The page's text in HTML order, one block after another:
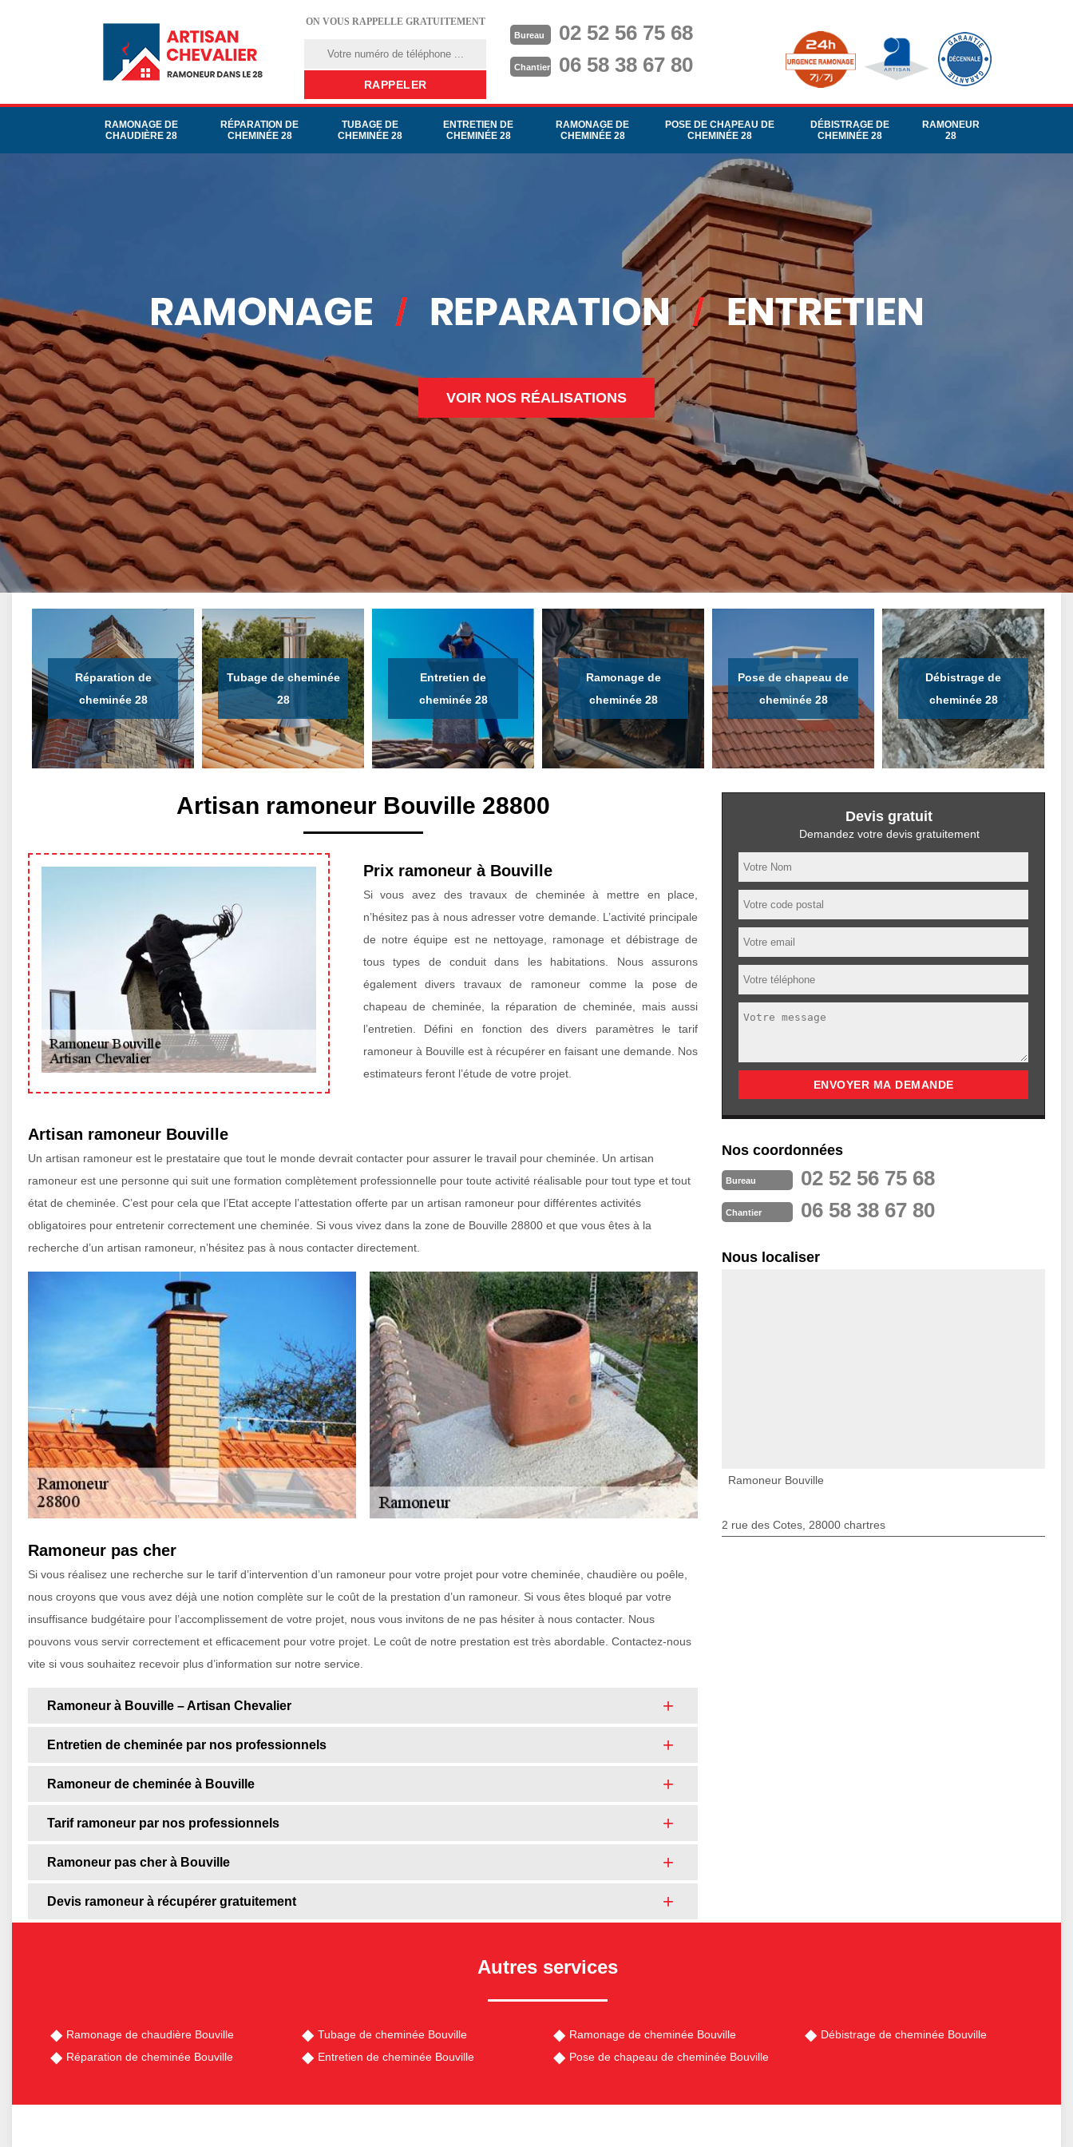
ON VOUS RAPPELLE GRATUITEMENT
Bureau 02 52 56 75 68
Chantier 06 58 38 67 80
RAMONAGE DE
CHAUDIÈRE 28
RÉPARATION DE
CHEMINÉE 28
TUBAGE DE
CHEMINÉE 28
ENTRETIEN DE
CHEMINÉE 28
RAMONAGE DE
CHEMINÉE 28
POSE DE CHAPEAU DE
CHEMINÉE 28
DÉBISTRAGE DE
CHEMINÉE 28
RAMONEUR
28
VOIR NOS RÉALISATIONS
Réparation de
cheminée 28
Tubage de cheminée
28
Entretien de
cheminée 28
Ramonage de
cheminée 28
Pose de chapeau de
cheminée 28
Débistrage de
cheminée 28
Artisan ramoneur Bouville 28800
Prix ramoneur à Bouville
Si vous avez des travaux de cheminée à mettre en place,
n’hésitez pas à nous adresser votre demande. L’activité principale
de notre équipe est ne nettoyage, ramonage et débistrage de
tous types de conduit dans les habitations. Nous assurons
également divers travaux de ramoneur comme la pose de
chapeau de cheminée, la réparation de cheminée, mais aussi
l’entretien. Défini en fonction des divers paramètres le tarif
ramoneur à Bouville est à récupérer en faisant une demande. Nos
estimateurs feront l’étude de votre projet.
Artisan ramoneur Bouville
Un artisan ramoneur est le prestataire que tout le monde devrait contacter pour assurer le travail pour cheminée. Un artisan
ramoneur est une personne qui suit une formation complètement professionnelle pour toute activité réalisable pour tout type et tout
état de cheminée. C’est pour cela que l’Etat accepte l’attestation offerte par un artisan ramoneur pour différentes activités
obligatoires pour entretenir correctement une cheminée. Si vous vivez dans la zone de Bouville 28800 et que vous êtes à la
recherche d’un artisan ramoneur, n’hésitez pas à nous contacter directement.
Ramoneur pas cher
Si vous réalisez une recherche sur le tarif d’intervention d’un ramoneur pour votre projet pour votre cheminée, chaudière ou poêle,
nous croyons que vous avez déjà une notion complète sur le coût de la prestation d’un ramoneur. Si vous êtes bloqué par votre
insuffisance budgétaire pour l’accomplissement de votre projet, nous vous invitons de ne pas hésiter à nous contacter. Nous
pouvons vous servir correctement et efficacement pour votre projet. Le coût de notre prestation est très abordable. Contactez-nous
vite si vous souhaitez recevoir plus d’information sur notre service.
Ramoneur à Bouville – Artisan Chevalier
Entretien de cheminée par nos professionnels
Ramoneur de cheminée à Bouville
Tarif ramoneur par nos professionnels
Ramoneur pas cher à Bouville
Devis ramoneur à récupérer gratuitement
Devis gratuit
Demandez votre devis gratuitement
Nos coordonnées
Bureau 02 52 56 75 68
Chantier 06 58 38 67 80
Nous localiser
Ramoneur Bouville
2 rue des Cotes, 28000 chartres
Autres services
Ramonage de chaudière Bouville
Réparation de cheminée Bouville
Tubage de cheminée Bouville
Entretien de cheminée Bouville
Ramonage de cheminée Bouville
Pose de chapeau de cheminée Bouville
Débistrage de cheminée Bouville